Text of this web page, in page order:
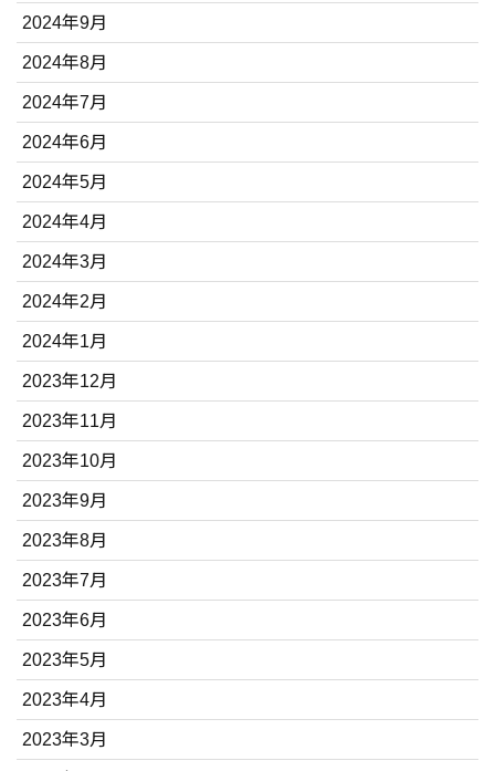
2024年9月
2024年8月
2024年7月
2024年6月
2024年5月
2024年4月
2024年3月
2024年2月
2024年1月
2023年12月
2023年11月
2023年10月
2023年9月
2023年8月
2023年7月
2023年6月
2023年5月
2023年4月
2023年3月